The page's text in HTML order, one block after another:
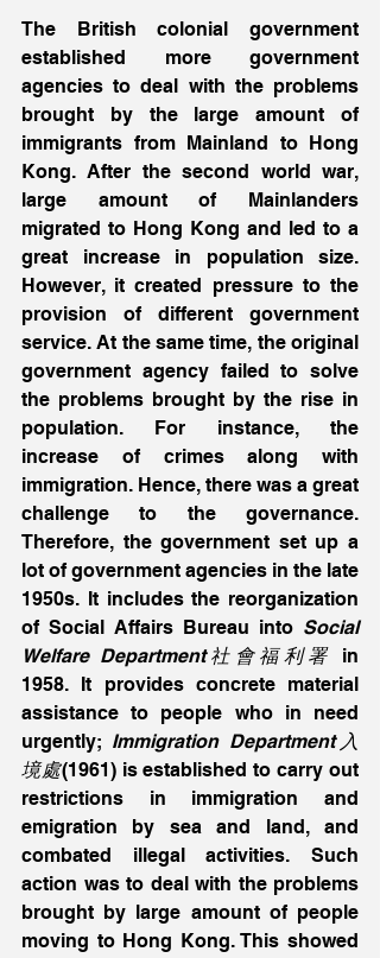
The British colonial government
established more government
agencies to deal with the problems
brought by the large amount of
immigrants from Mainland to Hong
Kong. After the second world war,
large amount of Mainlanders
migrated to Hong Kong and led to a
great increase in population size.
However, it created pressure to the
provision of different government
service. At the same time, the original
government agency failed to solve
the problems brought by the rise in
population. For instance, the
increase of crimes along with
immigration. Hence, there was a great
challenge to the governance.
Therefore, the government set up a
lot of government agencies in the late
1950s. It includes the reorganization
of Social Affairs Bureau into Social
Welfare Department社會福利署
in
1958. It provides concrete material
assistance to people who in need
urgently; Immigration Department入
境處(1961) is established to carry out
restrictions in immigration and
emigration by sea and land, and
combated illegal activities. Such
action was to deal with the problems
brought by large amount of people
moving to Hong Kong. This showed